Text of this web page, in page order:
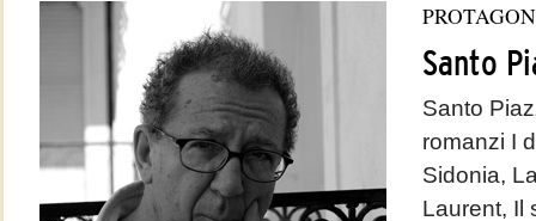
Santo
Santo
romanzi I
Sidonia,
Laurent, Il